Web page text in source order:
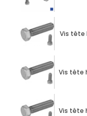
Vis tête
Vis tête
Vis tête